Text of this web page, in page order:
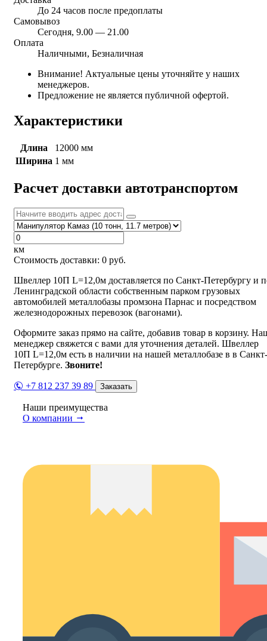
До 24 часов после предоплаты
Самовывоз
Сегодня, 9.00 — 21.00
Оплата
Наличными, Безналичная
Внимание! Актуальные цены уточняйте у наших
менеджеров.
Предложение не является публичной офертой.
Характеристики
Длина
12000 мм
Ширина 1 мм
Расчет доставки автотранспортом
км
Стоимость доставки: 0 руб.
Швеллер 10П L=12,0м доставляется по Санкт-Петербургу и
Ленинградской области собственным парком грузовых
автомобилей металлобазы промзона Парнас и посредством
железнодорожных перевозок (вагонами).
Оформите заказ прямо на сайте, добавив товар в корзину.
менеджер свяжется с вами для уточнения деталей. Швеллер
10П L=12,0м есть в наличии на нашей металлобазе в в Санкт-
Петербурге. Звоните!
+7 812 237 39 89 Заказать
Наши преимущества
О компании